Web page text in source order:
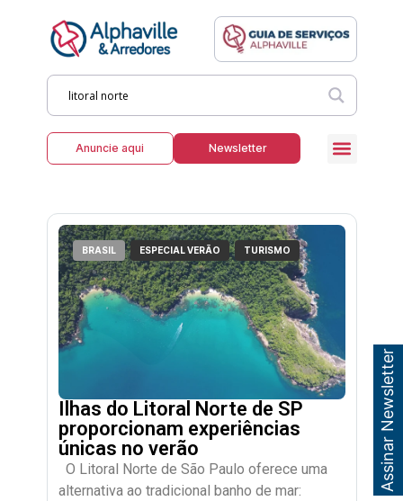
Anuncie aqui Newsletter
BRASIL ESPECIAL VERÃO TURISMO
Ilhas do Litoral Norte de SP
proporcionam experiências
únicas no verão
O Litoral Norte de São Paulo oferece uma
alternativa ao tradicional banho de mar:
Assinar Newsletter